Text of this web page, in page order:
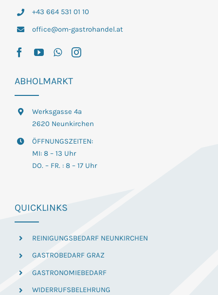
+43 664 531 01 10
office@om-gastrohandel.at
ABHOLMARKT
Werksgasse 4a
2620 Neunkirchen
ÖFFNUNGSZEITEN:
MI: 8 – 13 Uhr
DO. – FR. : 8 – 17 Uhr
QUICKLINKS
REINIGUNGSBEDARF NEUNKIRCHEN
GASTROBEDARF GRAZ
GASTRONOMIEBEDARF
WIDERRUFSBELEHRUNG